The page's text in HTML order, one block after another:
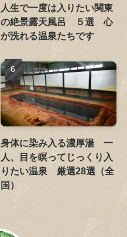
人生で一度は入りたい関東
の絶景露天風呂 ５選 心
が洗れる温泉たちです
身体に染み入る濃厚湯 一
人、目を瞑ってじっくり入
りたい温泉 厳選28選（全
国）